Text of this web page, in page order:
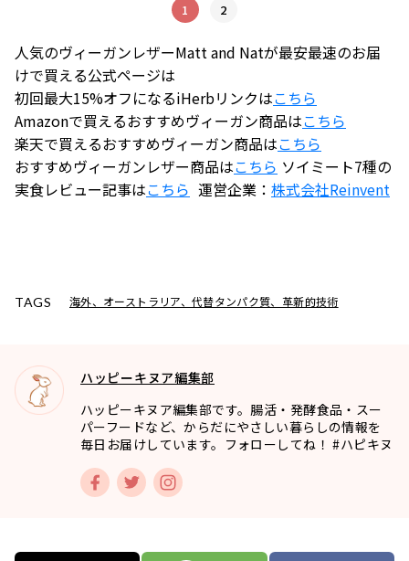
1 2
人気のヴィーガンレザーMatt and Natが最安最速のお届
けで買える公式ページは
初回最大15%オフになるiHerbリンクはこちら
Amazonで買えるおすすめヴィーガン商品はこちら
楽天で買えるおすすめヴィーガン商品はこちら
おすすめヴィーガンレザー商品はこちら ソイミート7種の
実食レビュー記事はこちら 運営企業： 株式会社Reinvent
TAGS 海外、オーストラリア、代替タンパク質、革新的技術
ハッピーキヌア編集部
ハッピーキヌア編集部です。腸活・発酵食品・スー
パーフードなど、からだにやさしい暮らしの情報を
毎日お届けしています。フォローしてね！ #ハピキヌ